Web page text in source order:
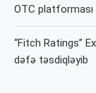
OTC platforması
“Fitch Ratings”
dəfə təsdiqləyib